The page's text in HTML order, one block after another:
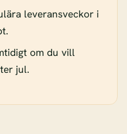
leveransveckor i
om du vill
jul.